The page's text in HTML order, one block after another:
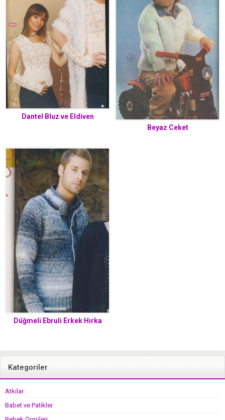
Dantel Bluz ve Eldiven
Beyaz Ceket
Düğmeli Ebruli Erkek Hırka
Kategoriler
Atkılar
Babet ve Patikler